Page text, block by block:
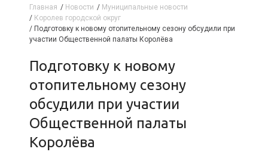
Главная / Новости / Муниципальные новости
/ Королев городской округ
/ Подготовку к новому отопительному сезону обсудили при
участии Общественной палаты Королёва
Подготовку к новому
отопительному сезону
обсудили при участии
Общественной палаты
Королёва